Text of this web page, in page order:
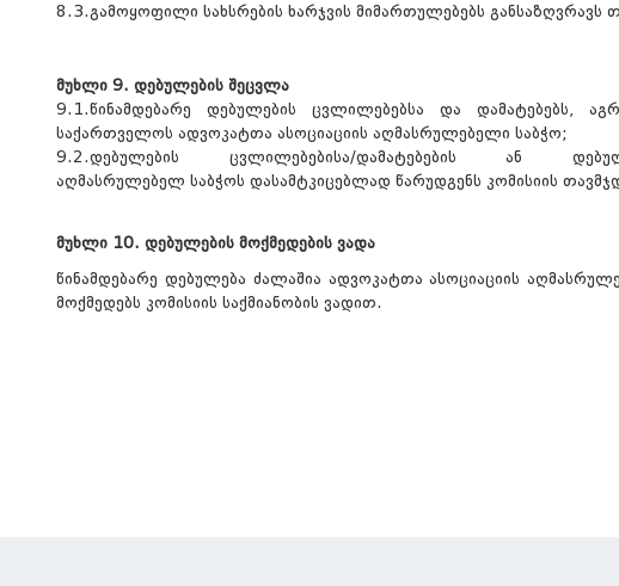
8.3.გამოყოფილი სახსრების ხარჯვის მიმართულებებს განსაზღვრავს
მუხლი 9. დებულების შეცვლა
9.1.წინამდებარე დებულების ცვლილებებსა და დამატებებს,
საქართველოს ადვოკატთა ასოციაციის აღმასრულებელი საბჭო;
9.2.დებულების ცვლილებებისა/დამატებების ან
აღმასრულებელ საბჭოს დასამტკიცებლად წარუდგენს კომისიის
მუხლი 10. დებულების მოქმედების ვადა
წინამდებარე დებულება ძალაშია ადვოკატთა ასოციაციის
მოქმედებს კომისიის საქმიანობის ვადით.